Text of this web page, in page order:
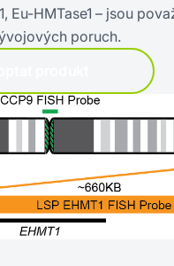
Eu‍-‍HMTase1 – jsou
poruch.